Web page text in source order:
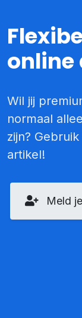
online
Wil jij
normaal
zijn?
artikel!
Meld